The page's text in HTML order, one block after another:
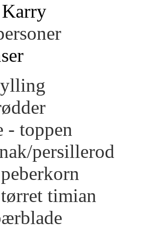
- toppen
persillerod
peberkorn
tørret timian